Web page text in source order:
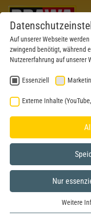
Auf unserer Webseite
zwingend benötigt, während
Nutzererfahrung auf unserer
Essenziell
Externe Inhalte
Nur
Weitere